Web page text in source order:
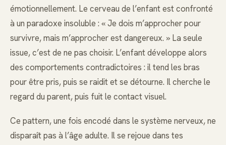
émotionnellement. Le cerveau de l’enfant est confronté
à un paradoxe insoluble : « Je dois m’approcher pour
survivre, mais m’approcher est dangereux. » La seule
issue, c’est de ne pas choisir. L’enfant développe alors
des comportements contradictoires : il tend les bras
pour être pris, puis se raidit et se détourne. Il cherche le
regard du parent, puis fuit le contact visuel.
Ce pattern, une fois encodé dans le système nerveux, ne
disparaît pas à l’âge adulte. Il se rejoue dans tes